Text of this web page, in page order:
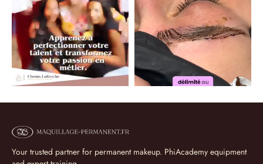
Your trusted partner for permanent makeup. PhiAcademy equipment